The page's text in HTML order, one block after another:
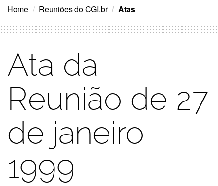
Home Reuniões do CGI.br Atas
Ata da
Reunião de 27
de janeiro
1999